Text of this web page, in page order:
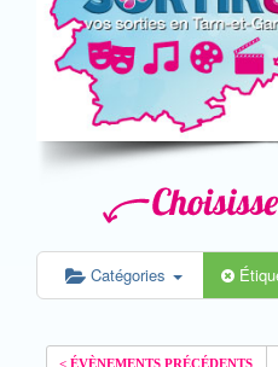
Catégories